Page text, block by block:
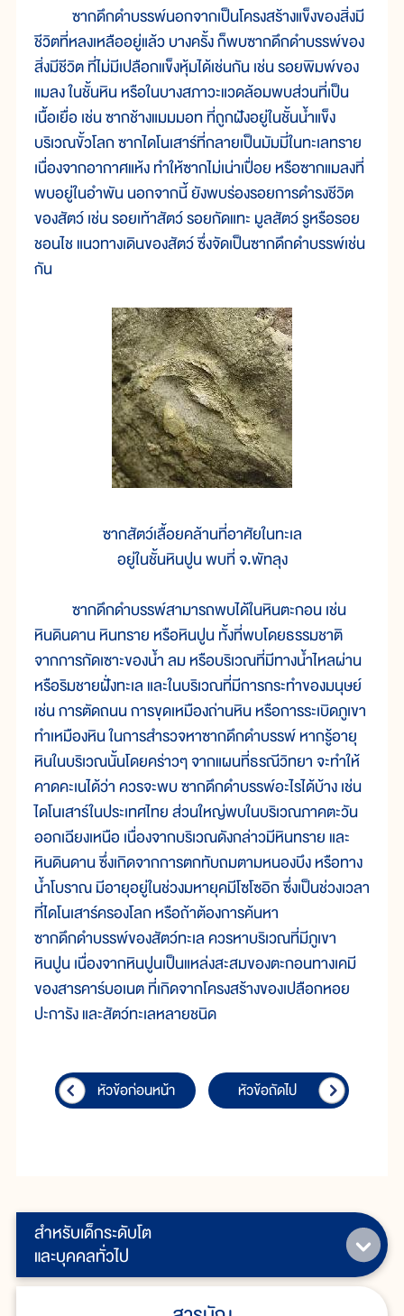
สำหรับเด็กระดับโต
และบุคคลทั่วไป
ซากดึกดำบรรพ์นอกจากเป็นโครงสร้างแข็งของสิ่งมี
ชีวิตที่หลงเหลืออยู่แล้ว บางครั้ง ก็พบซากดึกดำบรรพ์ของ
สิ่งมีชีวิต ที่ไม่มีเปลือกแข็งหุ้มได้เช่นกัน เช่น รอยพิมพ์ของ
แมลง ในชั้นหิน หรือในบางสภาวะแวดล้อมพบส่วนที่เป็น
เนื้อเยื่อ เช่น ซากช้างแมมมอท ที่ถูกฝังอยู่ในชั้นน้ำแข็ง
บริเวณขั้วโลก ซากไดโนเสาร์ที่กลายเป็นมัมมี่ในทะเลทราย
เนื่องจากอากาศแห้ง ทำให้ซากไม่เน่าเปื่อย หรือซากแมลงที่
พบอยู่ในอำพัน นอกจากนี้ ยังพบร่องรอยการดำรงชีวิต
ของสัตว์ เช่น รอยเท้าสัตว์ รอยกัดแทะ มูลสัตว์ รูหรือรอย
ชอนไช แนวทางเดินของสัตว์ ซึ่งจัดเป็นซากดึกดำบรรพ์เช่น
กัน
ซากสัตว์เลื้อยคล้านที่อาศัยในทะเล
อยู่ในชั้นหินปูน พบที่ จ.พัทลุง
ซากดึกดำบรรพ์สามารถพบได้ในหินตะกอน เช่น
หินดินดาน หินทราย หรือหินปูน ทั้งที่พบโดยธรรมชาติ
จากการกัดเซาะของน้ำ ลม หรือบริเวณที่มีทางน้ำไหลผ่าน
หรือริมชายฝั่งทะเล และในบริเวณที่มีการกระทำของมนุษย์
เช่น การตัดถนน การขุดเหมืองถ่านหิน หรือการระเบิดภูเขา
ทำเหมืองหิน ในการสำรวจหาซากดึกดำบรรพ์ หากรู้อายุ
หินในบริเวณนั้นโดยคร่าวๆ จากแผนที่ธรณีวิทยา จะทำให้
คาดคะเนได้ว่า ควรจะพบ ซากดึกดำบรรพ์อะไรได้บ้าง เช่น
ไดโนเสาร์ในประเทศไทย ส่วนใหญ่พบในบริเวณภาคตะวัน
ออกเฉียงเหนือ เนื่องจากบริเวณดังกล่าวมีหินทราย และ
หินดินดาน ซึ่งเกิดจากการตกทับถมตามหนองบึง หรือทาง
น้ำโบราณ มีอายุอยู่ในช่วงมหายุคมีโซโซอิก ซึ่งเป็นช่วงเวลา
ที่ไดโนเสาร์ครองโลก หรือถ้าต้องการค้นหา
ซากดึกดำบรรพ์ของสัตว์ทะเล ควรหาบริเวณที่มีภูเขา
หินปูน เนื่องจากหินปูนเป็นแหล่งสะสมของตะกอนทางเคมี
ของสารคาร์บอเนต ที่เกิดจากโครงสร้างของเปลือกหอย
ปะการัง และสัตว์ทะเลหลายชนิด
หัวข้อก่อนหน้า หัวข้อถัดไป